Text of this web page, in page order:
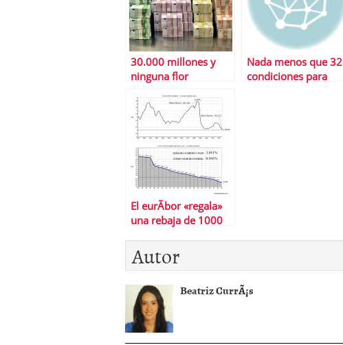
30.000 millones y
ninguna flor
Nada menos que 32
condiciones para
El eurÃ­bor «regala»
una rebaja de 1000
Autor
Beatriz CurrÃ¡s